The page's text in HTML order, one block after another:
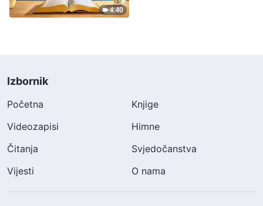
4:40
Izbornik
Početna
Knjige
Videozapisi
Himne
Čitanja
Svjedočanstva
Vijesti
O nama